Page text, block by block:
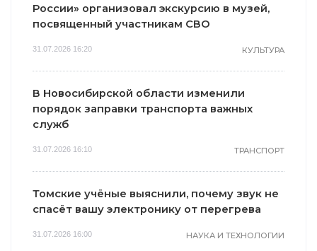
России» организовал экскурсию в музей,
посвященный участникам СВО
31.07.2026 16:20 КУЛЬТУРА
В Новосибирской области изменили
порядок заправки транспорта важных
служб
31.07.2026 16:10 ТРАНСПОРТ
Томские учёные выяснили, почему звук не
спасёт вашу электронику от перегрева
31.07.2026 16:00 НАУКА И ТЕХНОЛОГИИ